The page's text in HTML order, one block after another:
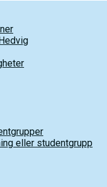
eller studentgrupp